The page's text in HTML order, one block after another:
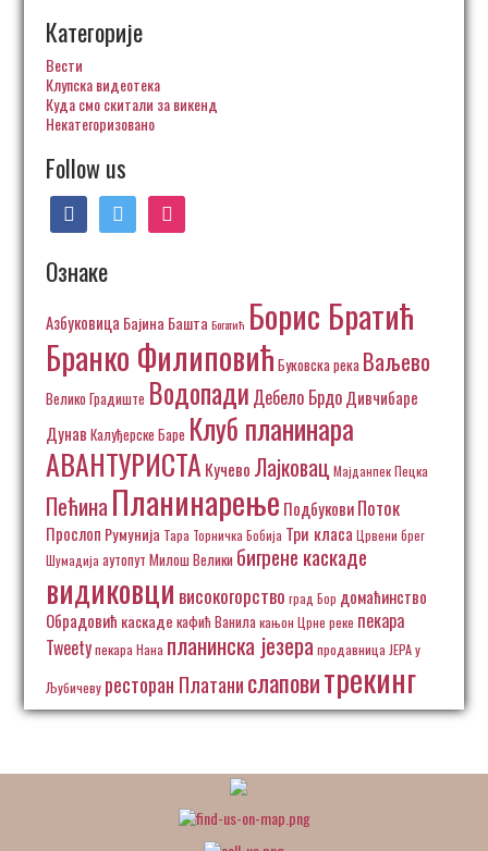
Категорије
Вести
Клупска видеотека
Куда смо скитали за викенд
Некатегоризовано
Follow us
facebooktwitter instagram
Ознаке
Азбуковица Бајина Башта Богатић Борис Братић
Бранко Филиповић Буковска река Ваљево
Велико Градиште Водопади Дебело БрдоДивчибаре
Дунав Калуђерске Баре Клуб планинара
АВАНТУРИСТА Кучево Лајковац Мајданпек Пецка
Пећина Планинарење ПодбуковиПоток
Прослоп Румунија Тара Торничка Бобија Три класа Црвени брег
Шумадија аутопут Милош Велики бигрене каскаде
видиковци високогорство град Бор домаћинство
Обрадовић каскаде кафић Ванилакањон Црне реке пекара
Tweetyпекара Нана планинска језера продавница ЈЕРА у
Љубичеву ресторан Платанислаповитрекинг